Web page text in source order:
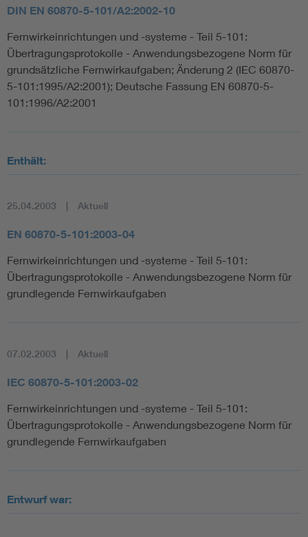
DIN EN 60870-5-101/A2:2002-10
Fernwirkeinrichtungen und -systeme - Teil 5-101:
Übertragungsprotokolle - Anwendungsbezogene Norm für
grundsätzliche Fernwirkaufgaben; Änderung 2 (IEC 60870-
5-101:1995/A2:2001); Deutsche Fassung EN 60870-5-
101:1996/A2:2001
Enthält:
25.04.2003 Aktuell
EN 60870-5-101:2003-04
Fernwirkeinrichtungen und -systeme - Teil 5-101:
Übertragungsprotokolle - Anwendungsbezogene Norm für
grundlegende Fernwirkaufgaben
07.02.2003 Aktuell
IEC 60870-5-101:2003-02
Fernwirkeinrichtungen und -systeme - Teil 5-101:
Übertragungsprotokolle - Anwendungsbezogene Norm für
grundlegende Fernwirkaufgaben
Entwurf war: